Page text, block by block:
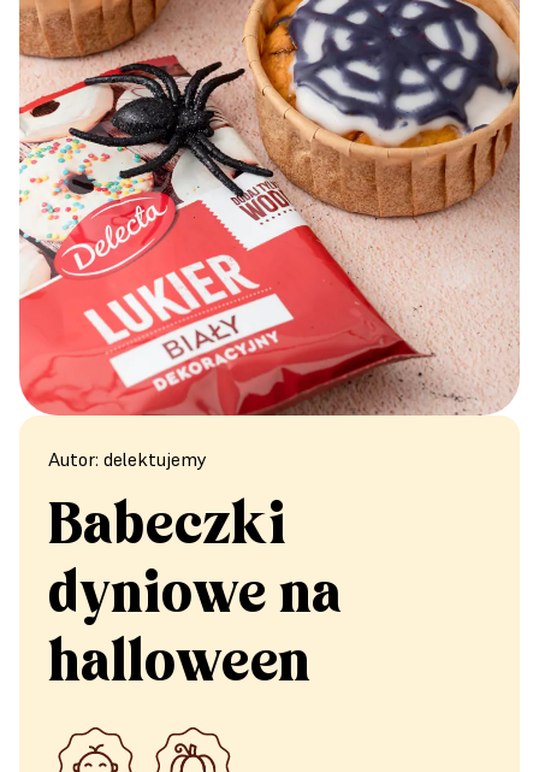
Autor: delektujemy
Babeczki
dyniowe na
halloween